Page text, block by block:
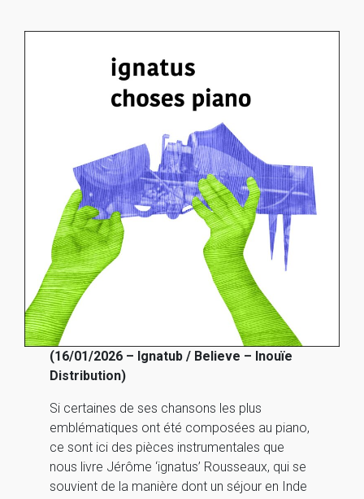
(16/01/2026 – Ignatub / Believe – Inouïe
Distribution)
Si certaines de ses chansons les plus
emblématiques ont été composées au piano,
ce sont ici des pièces instrumentales que
nous livre Jérôme ‘ignatus’ Rousseaux, qui se
souvient de la manière dont un séjour en Inde